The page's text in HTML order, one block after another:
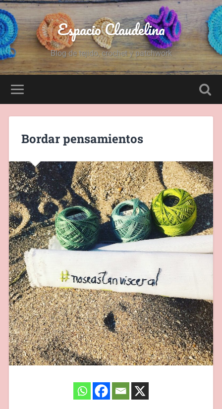
Espacio Claudelina
Blog de tejido, crochet y patchwork
Bordar pensamientos